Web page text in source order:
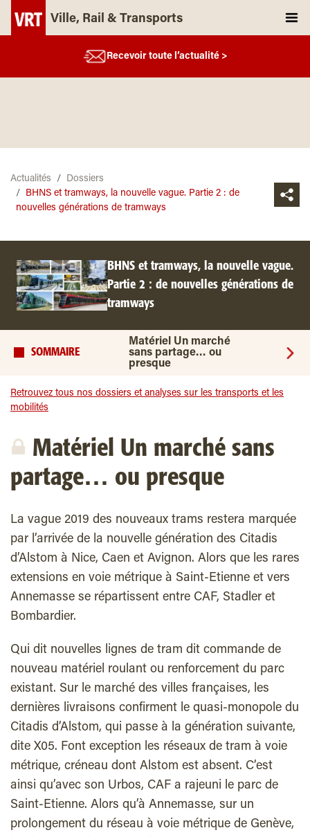
Ville, Rail & Transports
Recevoir toute l’actualité >
Actualités
Dossiers
BHNS et tramways, la nouvelle vague. Partie 2 : de
nouvelles générations de tramways
BHNS et tramways, la nouvelle vague.
Partie 2 : de nouvelles générations de
tramways
SOMMAIRE
Matériel Un marché
sans partage… ou
presque
Retrouvez tous nos dossiers et analyses sur les transports et les
mobilités
Matériel Un marché sans
partage… ou presque
La vague 2019 des nouveaux trams restera marquée
par l’arrivée de la nouvelle génération des Citadis
d’Alstom à Nice, Caen et Avignon. Alors que les rares
extensions en voie métrique à Saint-Etienne et vers
Annemasse se répartissent entre CAF, Stadler et
Bombardier.
Qui dit nouvelles lignes de tram dit commande de
nouveau matériel roulant ou renforcement du parc
existant. Sur le marché des villes françaises, les
dernières livraisons confirment le quasi-monopole du
Citadis d’Alstom, qui passe à la génération suivante,
dite X05. Font exception les réseaux de tram à voie
métrique, créneau dont Alstom est absent. C’est
ainsi qu’avec son Urbos, CAF a rajeuni le parc de
Saint-Etienne. Alors qu’à Annemasse, sur un
prolongement du réseau à voie métrique de Genève,